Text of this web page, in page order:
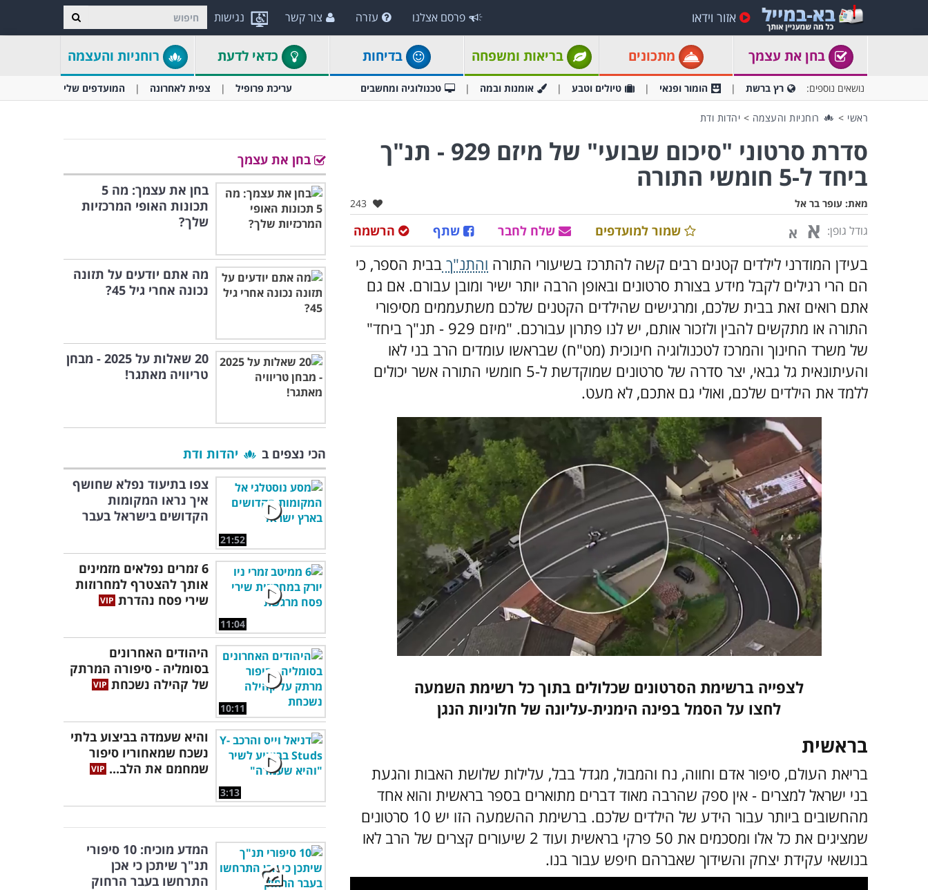
נגישות אזור וידאו פרסם אצלנו עזרה צור קשר
בחן את עצמך מתכונים בריאות ומשפחה בדיחות כדאי לדעת רוחניות והעצמה
נושאים נוספים: רץ ברשת הומור ופנאי טיולים וטבע אומנות ובמה טכנולוגיה ומחשבים עריכת פרופיל צפית לאחרונה המועדפים שלי
ראשי > רוחניות והעצמה > יהדות ודת
סדרת סרטוני "סיכום שבועי" של מיזם 929 - תנ"ך
ביחד ל-5 חומשי התורה
מאת: עופר בר אל אהבו:
243
גודל גופן: א א הרשמה שתף שלח לחבר שמור למועדפים
בעידן המודרני לילדים קטנים רבים קשה להתרכז בשיעורי התורה והתנ"ךבבית הספר, כי
הם הרי רגילים לקבל מידע בצורת סרטונים ובאופן הרבה יותר ישיר ומובן עבורם. אם גם
אתם רואים זאת בבית שלכם, ומרגישים שהילדים הקטנים שלכם משתעממים מסיפורי
התורה או מתקשים להבין ולזכור אותם, יש לנו פתרון עבורכם. "מיזם 929 - תנ"ך ביחד"
של משרד החינוך והמרכז לטכנולוגיה חינוכית (מט"ח) שבראשו עומדים הרב בני לאו
והעיתונאית גל גבאי, יצר סדרה של סרטונים שמוקדשת ל-5 חומשי התורה אשר יכולים
ללמד את הילדים שלכם, ואולי גם אתכם, לא מעט.
לצפייה ברשימת הסרטונים שכלולים בתוך כל רשימת השמעה
לחצו על הסמל בפינה הימנית-עליונה של חלוניות הנגן
בראשית
בריאת העולם, סיפור אדם וחווה, נח והמבול, מגדל בבל, עלילות שלושת האבות והגעת
בני ישראל למצרים - אין ספק שהרבה מאוד דברים מתוארים בספר בראשית והוא אחד
מהחשובים ביותר עבור הידע של הילדים שלכם. ברשימת ההשמעה הזו יש 10 סרטונים
שמציגים את כל אלו ומסכמים את 50 פרקי בראשית ועוד 2 שיעורים קצרים של הרב לאו
בנושאי עקידת יצחק והשידוך שאברהם חיפש עבור בנו.
בחן את עצמך
בחן את עצמך: מה 5
תכונות האופי המרכזיות
שלך?
מה אתם יודעים על תזונה
נכונה אחרי גיל 45?
20 שאלות על 2025 - מבחן
טריוויה מאתגר!
הכי נצפים ב יהדות ודת
21:52
צפו בתיעוד נפלא שחושף
איך נראו המקומות
הקדושים בישראל בעבר
11:04
6 זמרים נפלאים מזמינים
אותך להצטרף למחרוזות
שירי פסח נהדרת
10:11
היהודים האחרונים
בסומליה - סיפורה המרתק
של קהילה נשכחת
3:13
והיא שעמדה בביצוע בלתי
נשכח שמאחוריו סיפור
שמחמם את הלב...
המדע מוכיח: 10 סיפורי
תנ"ך שיתכן כי אכן
התרחשו בעבר הרחוק